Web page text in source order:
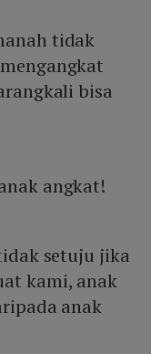
tidak
bisa
angkat!
setuju jika
kami, anak
anak